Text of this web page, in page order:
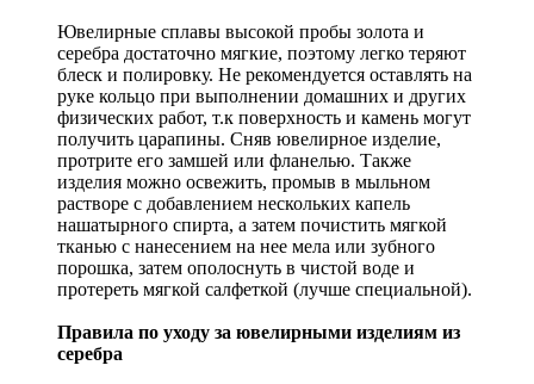
Ювелирные сплавы высокой пробы золота и
серебра достаточно мягкие, поэтому легко теряют
блеск и полировку. Не рекомендуется оставлять на
руке кольцо при выполнении домашних и других
физических работ, т.к поверхность и камень могут
получить царапины. Сняв ювелирное изделие,
протрите его замшей или фланелью. Также
изделия можно освежить, промыв в мыльном
растворе с добавлением нескольких капель
нашатырного спирта, а затем почистить мягкой
тканью с нанесением на нее мела или зубного
порошка, затем ополоснуть в чистой воде и
протереть мягкой салфеткой (лучше специальной).
Правила по уходу за ювелирными изделиям из
серебра